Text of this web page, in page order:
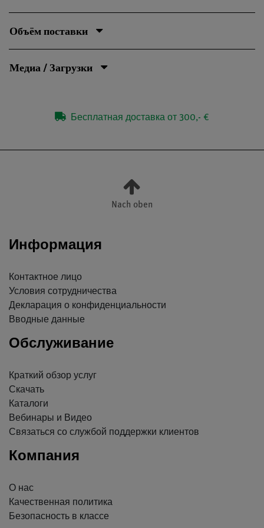
Объём поставки
Медиа / Загрузки
Бесплатная доставка от 300,- €
Nach oben
Информация
Контактное лицо
Условия сотрудничества
Декларация о конфиденциальности
Вводные данные
Обслуживание
Краткий обзор услуг
Скачать
Каталоги
Вебинары и Видео
Связаться со службой поддержки клиентов
Компания
О нас
Качественная политика
Безопасность в классе